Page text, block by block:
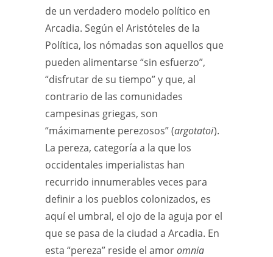
de un verdadero modelo político en
Arcadia. Según el Aristóteles de la
Política, los nómadas son aquellos que
pueden alimentarse “sin esfuerzo”,
“disfrutar de su tiempo” y que, al
contrario de las comunidades
campesinas griegas, son
“máximamente perezosos” (argotatoi).
La pereza, categoría a la que los
occidentales imperialistas han
recurrido innumerables veces para
definir a los pueblos colonizados, es
aquí el umbral, el ojo de la aguja por el
que se pasa de la ciudad a Arcadia. En
esta “pereza” reside el amoromnia